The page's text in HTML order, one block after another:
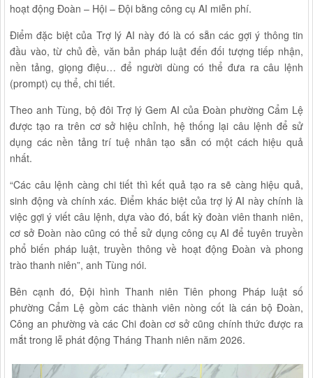
hoạt động Đoàn – Hội – Đội bằng công cụ AI miễn phí.
Điểm đặc biệt của Trợ lý AI này đó là có sẵn các gợi ý thông tin
đầu vào, từ chủ đề, văn bản pháp luật đến đối tượng tiếp nhận,
nền tảng, giọng điệu… để người dùng có thể đưa ra câu lệnh
(prompt) cụ thể, chi tiết.
Theo anh Tùng, bộ đôi Trợ lý Gem AI của Đoàn phường Cẩm Lệ
được tạo ra trên cơ sở hiệu chỉnh, hệ thống lại câu lệnh để sử
dụng các nền tảng trí tuệ nhân tạo sẵn có một cách hiệu quả
nhất.
“Các câu lệnh càng chi tiết thì kết quả tạo ra sẽ càng hiệu quả,
sinh động và chính xác. Điểm khác biệt của trợ lý AI này chính là
việc gợi ý viết câu lệnh, dựa vào đó, bất kỳ đoàn viên thanh niên,
cơ sở Đoàn nào cũng có thể sử dụng công cụ AI để tuyên truyền
phổ biến pháp luật, truyền thông về hoạt động Đoàn và phong
trào thanh niên”, anh Tùng nói.
Bên cạnh đó, Đội hình Thanh niên Tiên phong Pháp luật số
phường Cẩm Lệ gồm các thành viên nòng cốt là cán bộ Đoàn,
Công an phường và các Chi đoàn cơ sở cũng chính thức được ra
mắt trong lễ phát động Tháng Thanh niên năm 2026.